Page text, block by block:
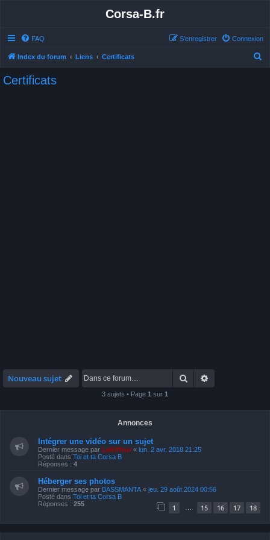
Corsa-B.fr
FAQ Connexion
S’enregistrer
Index du forum Liens Certificats
Certificats
Nouveau sujet Rechercher
3 sujets • Page 1 sur 1
Annonces
Intégrer une vidéo sur un sujet
Dernier message par LeKiffeur « lun. 2 avr. 2018 21:25
Posté dans Toi et ta Corsa B
Réponses : 4
Héberger ses photos
Dernier message par BASSMANTA « jeu. 29 août 2024 00:56
Posté dans Toi et ta Corsa B
Réponses : 255 1 15 16 17 18